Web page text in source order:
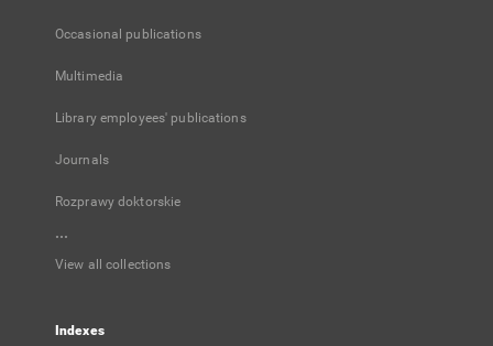
Occasional publications
Multimedia
Library employees' publications
Journals
Rozprawy doktorskie
...
View all collections
Indexes